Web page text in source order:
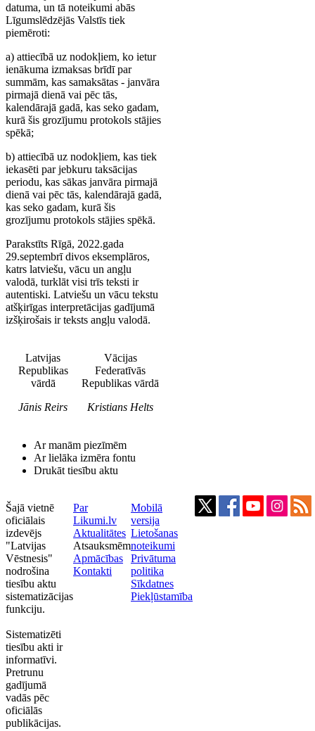
datuma, un tā noteikumi abās
Līgumslēdzējās Valstīs tiek
piemēroti:
a) attiecībā uz nodokļiem, ko ietur
ienākuma izmaksas brīdī par
summām, kas samaksātas - janvāra
pirmajā dienā vai pēc tās,
kalendārajā gadā, kas seko gadam,
kurā šis grozījumu protokols stājies
spēkā;
b) attiecībā uz nodokļiem, kas tiek
iekasēti par jebkuru taksācijas
periodu, kas sākas janvāra pirmajā
dienā vai pēc tās, kalendārajā gadā,
kas seko gadam, kurā šis
grozījumu protokols stājies spēkā.
Parakstīts Rīgā, 2022.gada
29.septembrī divos eksemplāros,
katrs latviešu, vācu un angļu
valodā, turklāt visi trīs teksti ir
autentiski. Latviešu un vācu tekstu
atšķirīgas interpretācijas gadījumā
izšķirošais ir teksts angļu valodā.
Latvijas
Republikas
vārdā
Jānis Reirs
Vācijas
Federatīvās
Republikas vārdā
Kristians Helts
Ar manām piezīmēm
Ar lielāka izmēra fontu
Drukāt tiesību aktu
Šajā vietnē
oficiālais
izdevējs
"Latvijas
Vēstnesis"
nodrošina
tiesību aktu
sistematizācijas
funkciju.
Sistematizēti
tiesību akti ir
informatīvi.
Pretrunu
gadījumā
vadās pēc
oficiālās
publikācijas.
Par
Likumi.lv
Aktualitātes
Atsauksmēm
Apmācības
Kontakti
Mobilā
versija
Lietošanas
noteikumi
Privātuma
politika
Sīkdatnes
Piekļūstamība